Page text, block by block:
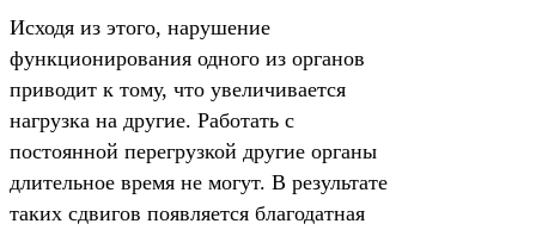
Исходя из этого, нарушение
функционирования одного из органов
приводит к тому, что увеличивается
нагрузка на другие. Работать с
постоянной перегрузкой другие органы
длительное время не могут. В результате
таких сдвигов появляется благодатная